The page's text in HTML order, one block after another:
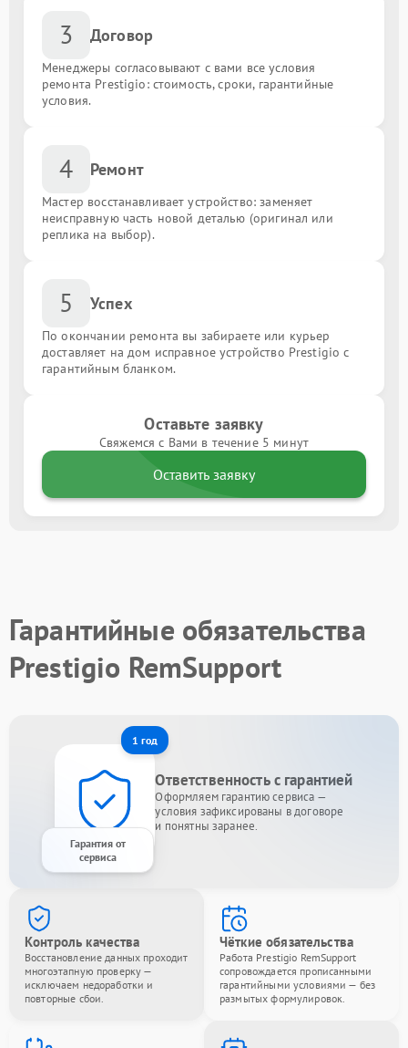
3 Договор
Менеджеры согласовывают с вами все условия
ремонта Prestigio: стоимость, сроки, гарантийные
условия.
4 Ремонт
Мастер восстанавливает устройство: заменяет
неисправную часть новой деталью (оригинал или
реплика на выбор).
5 Успех
По окончании ремонта вы забираете или курьер
доставляет на дом исправное устройство Prestigio с
гарантийным бланком.
Оставьте заявку
Свяжемся с Вами в течение 5 минут
Оставить заявку
Гарантийные обязательства
Prestigio RemSupport
1 год
Гарантия от
сервиса
Ответственность с гарантией
Оформляем гарантию сервиса —
условия зафиксированы в договоре
и понятны заранее.
Контроль качества
Восстановление данных проходит
многоэтапную проверку —
исключаем недоработки и
повторные сбои.
Чёткие обязательства
Работа Prestigio RemSupport
сопровождается прописанными
гарантийными условиями — без
размытых формулировок.